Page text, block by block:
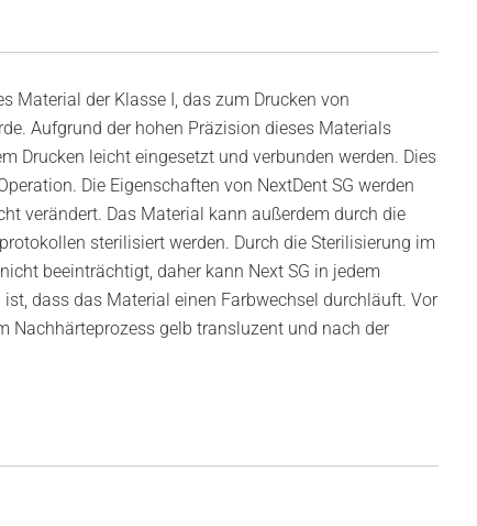
Material der Klasse I, das zum Drucken von
Aufgrund der hohen Präzision dieses Materials
Drucken leicht eingesetzt und verbunden werden. Dies
Die Eigenschaften von NextDent SG werden
verändert. Das Material kann außerdem durch die
sterilisiert werden. Durch die Sterilisierung im
beeinträchtigt, daher kann Next SG in jedem
dass das Material einen Farbwechsel durchläuft. Vor
Nachhärteprozess gelb transluzent und nach der